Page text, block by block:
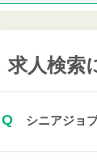
求人検索
Q シニアジョ